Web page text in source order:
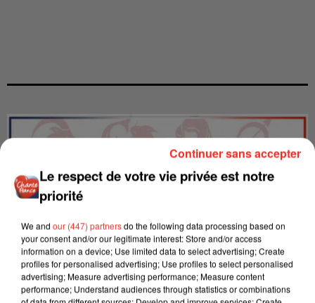
Le respect de votre vie privée est notre
priorité
We and our (447) partnersdo the following data processing based on
your consent and/or our legitimate interest: Store and/or access
information on a device; Use limited data to select advertising; Create
profiles for personalised advertising; Use profiles to select personalised
advertising; Measure advertising performance; Measure content
performance; Understand audiences through statistics or combinations
Continuer sans accepter